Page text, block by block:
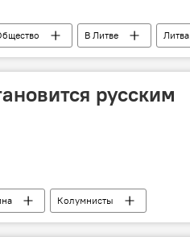
В Литве Литва
русским
Колумнисты